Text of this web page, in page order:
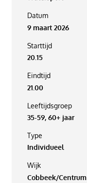
Datum
9 maart 2026
Starttijd
20.15
Eindtijd
21.00
Leeftijdsgroep
35-59, 60+ jaar
Type
Individueel
Wijk
Cobbeek/Centrum